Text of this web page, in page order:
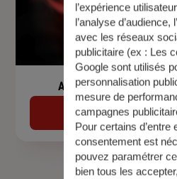
Assurance de prêt
Découvrir
l’expérience
l’analyse d’audience,
avec les réseaux
publicitaire (ex : Les
Google sont utilisés
personnalisation
mesure de
campagnes
Pour certains d’entre
consentement est
pouvez paramétrer
bien tous les